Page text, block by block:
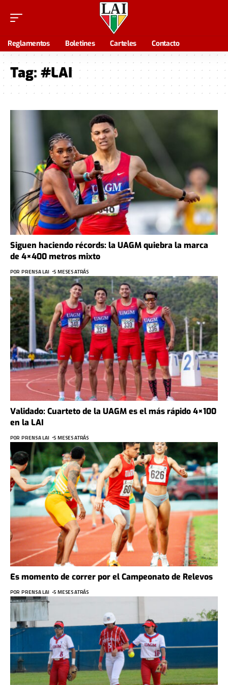
Reglamentos Boletines Carteles Contacto
Tag: #LAI
Siguen haciendo récords: la UAGM quiebra la marca
de 4×400 metros mixto
POR PRENSA LAI 5 MESES ATRÁS
Validado: Cuarteto de la UAGM es el más rápido 4×100
en la LAI
POR PRENSA LAI 5 MESES ATRÁS
Es momento de correr por el Campeonato de Relevos
POR PRENSA LAI 5 MESES ATRÁS